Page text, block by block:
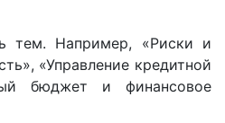
тем. Например, «Риски и
«Управление кредитной
бюджет и финансовое